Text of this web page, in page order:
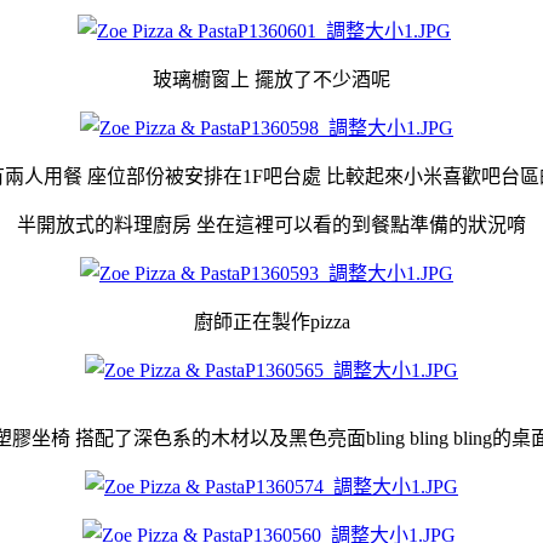
玻璃櫥窗上 擺放了不少酒呢
人用餐 座位部份被安排在1F吧台處 比較起來小米喜歡吧台
半開放式的料理廚房 坐在這裡可以看的到餐點準備的狀況唷
廚師正在製作pizza
膠坐椅 搭配了深色系的木材以及黑色亮面bling bling bling的桌